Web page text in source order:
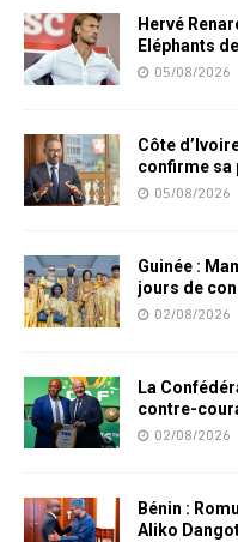
Hervé
Eléphants
05/08/2026
Côte
confirme sa
05/08/2026
Guinée :
jours de
02/08/2026
La
contre-
02/08/2026
Bénin :
Aliko